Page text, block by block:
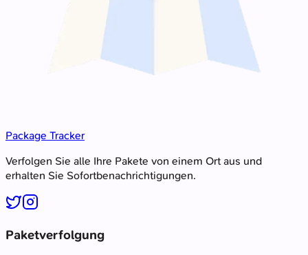
Package Tracker
Verfolgen Sie alle Ihre Pakete von einem Ort aus und
erhalten Sie Sofortbenachrichtigungen.
Paketverfolgung